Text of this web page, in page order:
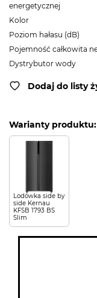
energetycznej
Kolor
Poziom hałasu (dB)
Pojemność całkowita
Dystrybutor wody
Dodaj do listy
Warianty produktu:
Lodówka side by
side Kernau
KFSB 1793 BS
Slim